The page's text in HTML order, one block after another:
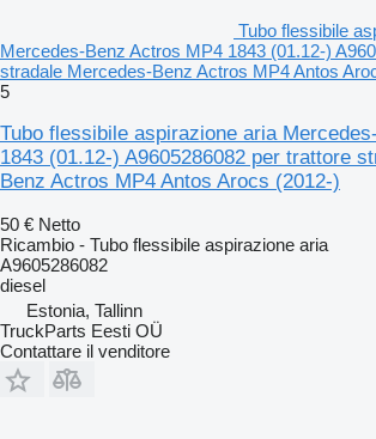
Tubo flessibile
Mercedes-Benz Actros MP4 1843 (01.12-)
stradale Mercedes-Benz Actros MP4 Antos
5
Tubo flessibile aspirazione aria
1843 (01.12-) A9605286082 per trattore
Benz Actros MP4 Antos Arocs (2012-)
50 € Netto
Ricambio - Tubo flessibile aspirazione aria
A9605286082
diesel
Estonia, Tallinn
TruckParts Eesti OÜ
Contattare il venditore